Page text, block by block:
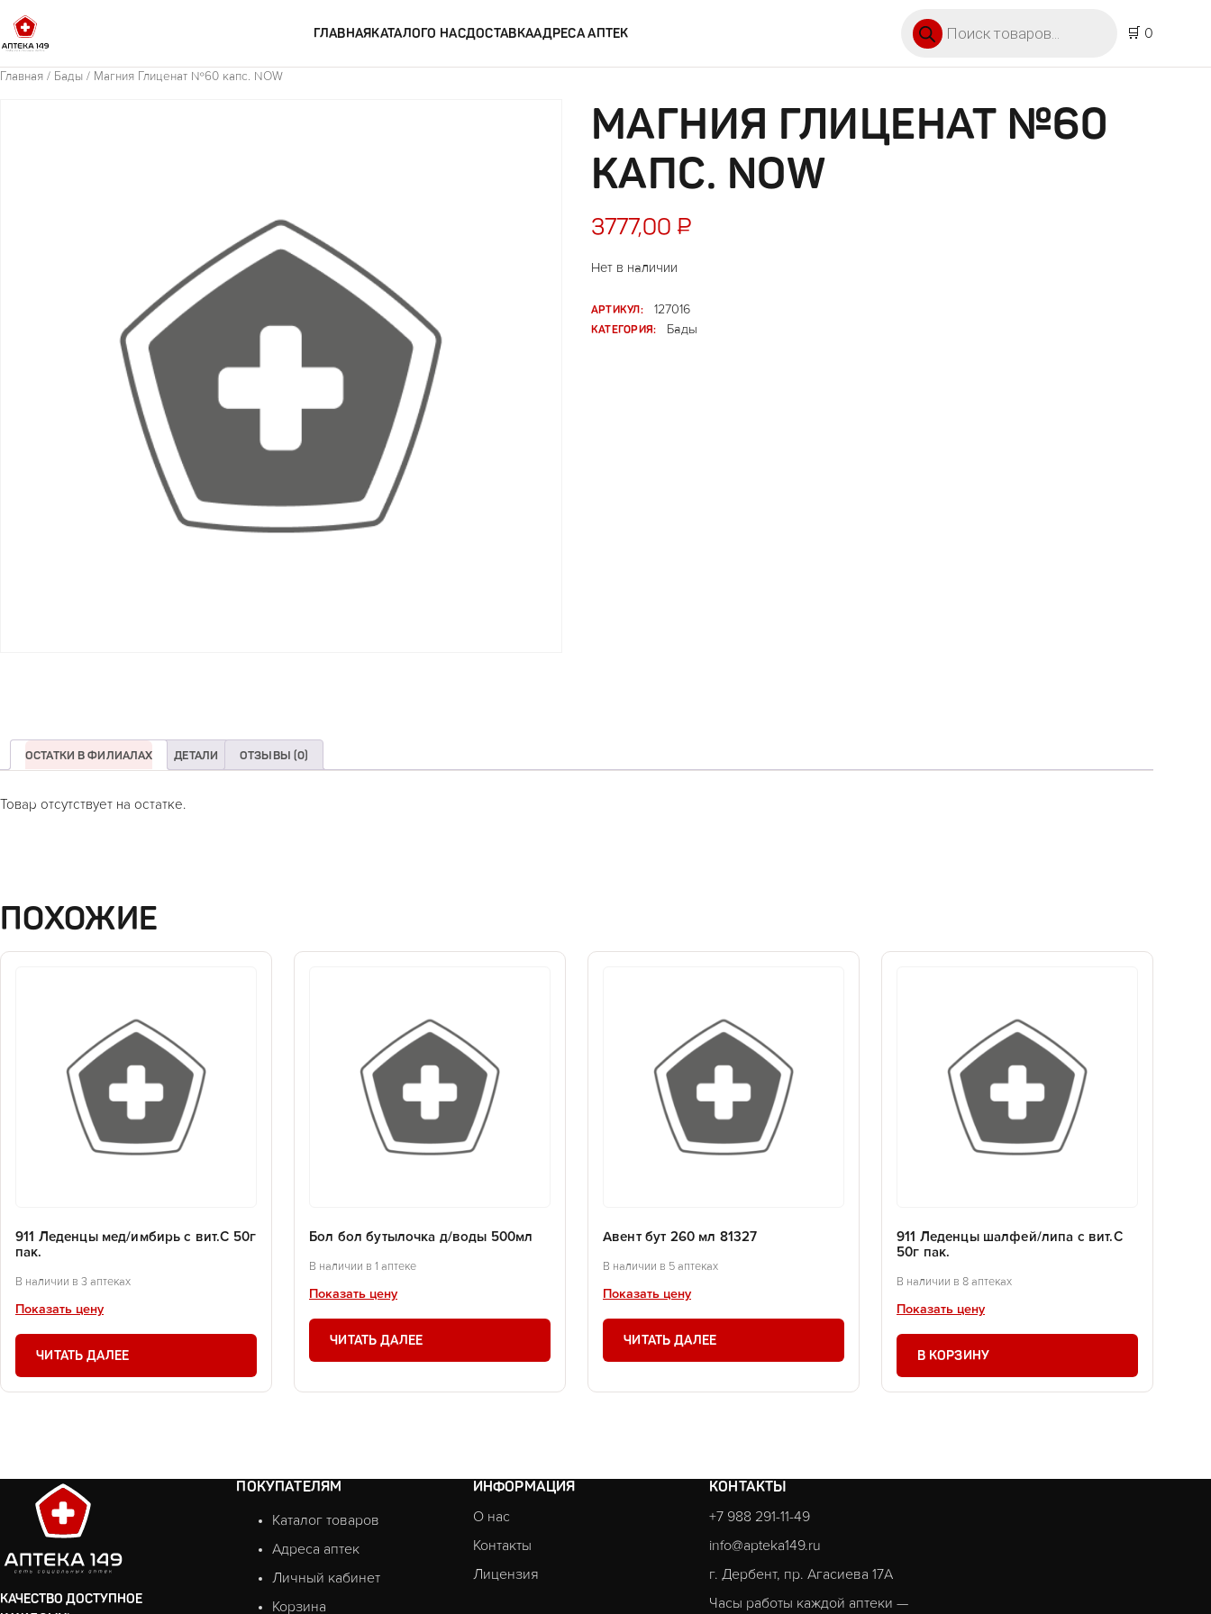
ГЛАВНАЯКАТАЛОГО НАСДОСТАВКААДРЕСА АПТЕК
🛒 0
Главная / Бады / Магния Глиценат №60 капс. NOW
МАГНИЯ ГЛИЦЕНАТ №60
КАПС. NOW
3777,00 ₽
Нет в наличии
АРТИКУЛ:
127016
КАТЕГОРИЯ:
Бады
ОСТАТКИ В ФИЛИАЛАХ ДЕТАЛИ ОТЗЫВЫ (0)
Товар отсутствует на остатке.
ПОХОЖИЕ
911 Леденцы мед/имбирь с вит.С 50г
пак.
В наличии в 3 аптеках
Показать цену
ЧИТАТЬ ДАЛЕЕ
Бол бол бутылочка д/воды 500мл
В наличии в 1 аптеке
Показать цену
ЧИТАТЬ ДАЛЕЕ
Авент бут 260 мл 81327
В наличии в 5 аптеках
Показать цену
ЧИТАТЬ ДАЛЕЕ
911 Леденцы шалфей/липа с вит.С
50г пак.
В наличии в 8 аптеках
Показать цену
В КОРЗИНУ
КАЧЕСТВО ДОСТУПНОЕ
ПОКУПАТЕЛЯМ
Каталог товаров
Адреса аптек
Личный кабинет
Корзина
ИНФОРМАЦИЯ
О нас
Контакты
Лицензия
КОНТАКТЫ
+7 988 291-11-49
info@apteka149.ru
г. Дербент, пр. Агасиева 17А
Часы работы каждой аптеки —